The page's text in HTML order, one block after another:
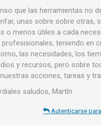
que las herramientas no
unas sobre sobre otras,
o menos útiles a cada
teniendo en
las necesidades, los
y recursos, pero sobre
acciones, tareas y
saludos, Martín
Autenticarse